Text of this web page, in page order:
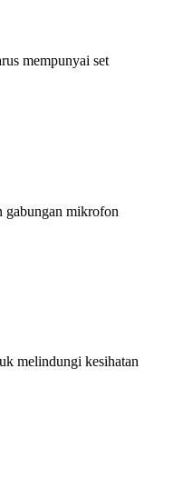
mempunyai set
gabungan mikrofon
melindungi kesihatan